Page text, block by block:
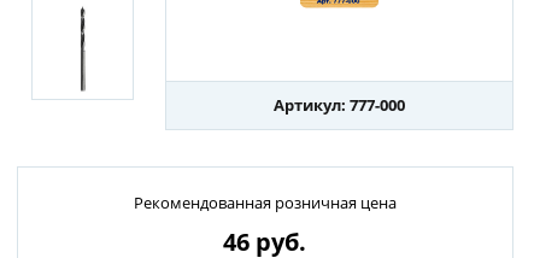
Артикул: 777-000
Рекомендованная розничная цена
46 руб.